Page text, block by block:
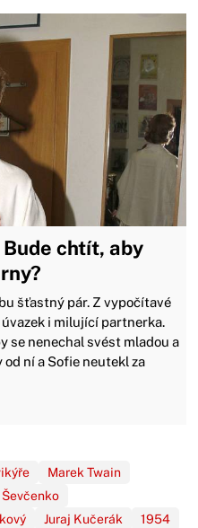
chtít, aby
šťastný pár. Z vypočítavé
i milující partnerka.
se nenechal svést mladou a
od ní a Sofie neutekl za
Marek Twain
Juraj Kučerák
1954